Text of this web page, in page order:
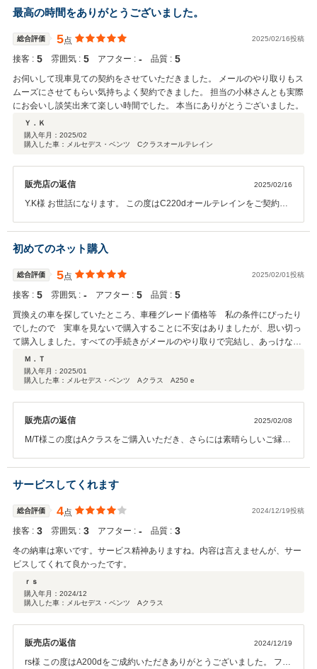
楽しんでいただけたたのではないかと存じます。なによりお車が大変
お好きなN様、特別な一台をご案内できたことを誠に嬉しく思ってお
ります。今後とも末永くご贔屓賜りますようよろしくお願い申し上げ
ます。またN様の情熱色濃くお引継ぎのご子息様におかれましても、
何年かかってもご依頼お待ちしておりますのでよろしくお願い申し上
げます。本当に貴重なご縁ありがとうございました。
最高の時間をありがとうございました。
総合評価 5点 2025/02/16投稿
接客 : 5 雰囲気 : 5 アフター : ‐ 品質 : 5
お伺いして現車見ての契約をさせていただきました。 メールのやり取りもス
ムーズにさせてもらい気持ちよく契約できました。 担当の小林さんとも実際
にお会いし談笑出来て楽しい時間でした。 本当にありがとうございました。
Ｙ．Ｋ
購入年月： 2025/02
購入した車：メルセデス・ベンツ Cクラスオールテレイン
販売店の返信 2025/02/16
Y.K様 お世話になります。 この度はC220dオールテレインをご契約い
せていただき感謝いたします。 これから納車前点検、登録をさせてい
ただき 最高の納車をさせていただきます。 引き続きよろしくお願い致
初めてのネット購入
総合評価 5点 2025/02/01投稿
接客 : 5 雰囲気 : ‐ アフター : 5 品質 : 5
買換えの車を探していたところ、車種グレード価格等 私の条件にぴったり
でしたので 実車を見ないで購入することに不安はありましたが、思い切っ
て購入しました。すべての手続きがメールのやり取りで完結し、あっけない
くらい簡単でした。納車された車も状態も良好で満足しています。スムーズ
に取引できたのも 担当の深川さんのおかげと感謝しています。
Ｍ．Ｔ
購入年月： 2025/01
購入した車：メルセデス・ベンツ Aクラス A250 e
販売店の返信 2025/02/08
M/T様この度はAクラスをご購入いただき、さらには素晴らしいご縁を
当初はご不安も多かった事と存じますが大変スムーズにお手続きをご
助力いただきました。重ねて感謝申し上げます。ご希望のお車をお届
出来ましたことを大変嬉しく思っております。非常に小気味よく走る
お車です。何かとご利用になられる際、ご満足いただけると確信して
おります。お困りの際いつでもお気軽にお問合せください。何卒これ
からもよろしくお願いいたします。
サービスしてくれます
総合評価 4点 2024/12/19投稿
接客 : 3 雰囲気 : 3 アフター : ‐ 品質 : 3
冬の納車は寒いです。サービス精神ありますね。内容は言えませんが、サー
ビスしてくれて良かったです。
ｒｓ
購入年月： 2024/12
購入した車：メルセデス・ベンツ Aクラス
販売店の返信 2024/12/19
rs様 この度はA200dをご成約いただきありがとうございました。 フル